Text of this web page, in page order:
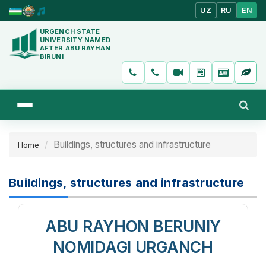
UZ RU EN
URGENCH STATE
UNIVERSITY NAMED
AFTER ABU RAYHAN
BIRUNI
Home Buildings, structures and infrastructure
Buildings, structures and infrastructure
ABU RAYHON BERUNIY
NOMIDAGI URGANCH